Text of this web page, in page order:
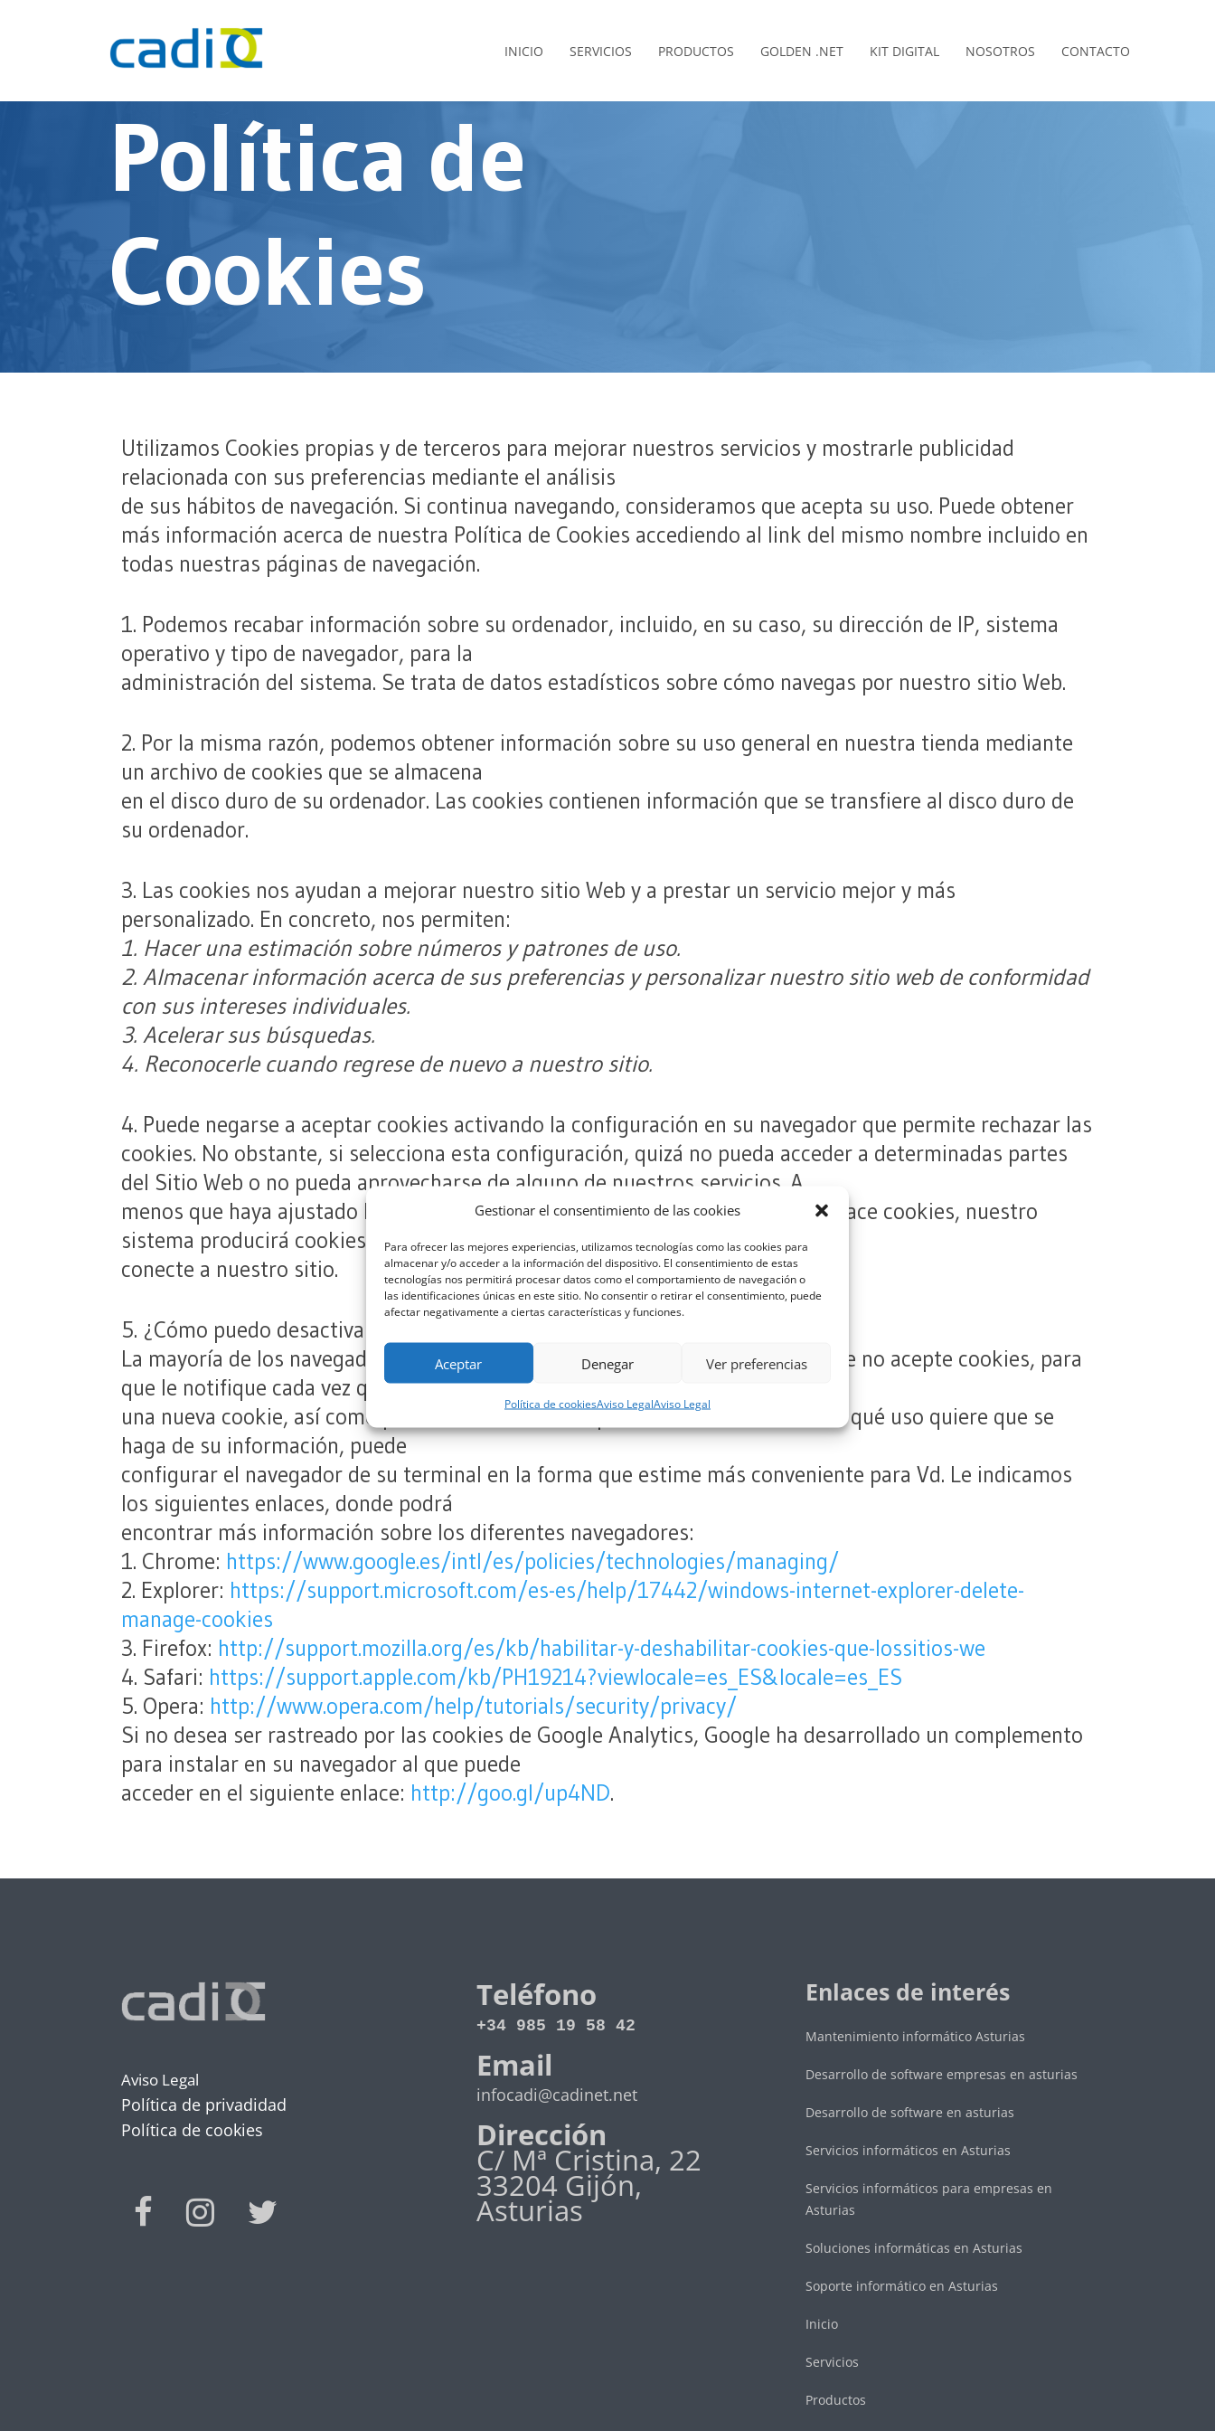
Gestionar el consentimiento de las cookies
Para ofrecer las mejores experiencias, utilizamos tecnologías como las cookies para
almacenar y/o acceder a la información del dispositivo. El consentimiento de estas
tecnologías nos permitirá procesar datos como el comportamiento de navegación o
las identificaciones únicas en este sitio. No consentir o retirar el consentimiento, puede
afectar negativamente a ciertas características y funciones.
Aceptar Denegar Ver preferencias
Política de cookiesAviso LegalAviso Legal
INICIO SERVICIOS PRODUCTOS GOLDEN .NET KIT DIGITAL NOSOTROS CONTACTO
Política de
Cookies
Utilizamos Cookies propias y de terceros para mejorar nuestros servicios y mostrarle publicidad
relacionada con sus preferencias mediante el análisis
de sus hábitos de navegación. Si continua navegando, consideramos que acepta su uso. Puede obtener
más información acerca de nuestra Política de Cookies accediendo al link del mismo nombre incluido en
todas nuestras páginas de navegación.
1. Podemos recabar información sobre su ordenador, incluido, en su caso, su dirección de IP, sistema
operativo y tipo de navegador, para la
administración del sistema. Se trata de datos estadísticos sobre cómo navegas por nuestro sitio Web.
2. Por la misma razón, podemos obtener información sobre su uso general en nuestra tienda mediante
un archivo de cookies que se almacena
en el disco duro de su ordenador. Las cookies contienen información que se transfiere al disco duro de
su ordenador.
3. Las cookies nos ayudan a mejorar nuestro sitio Web y a prestar un servicio mejor y más
personalizado. En concreto, nos permiten:
1. Hacer una estimación sobre números y patrones de uso.
2. Almacenar información acerca de sus preferencias y personalizar nuestro sitio web de conformidad
con sus intereses individuales.
3. Acelerar sus búsquedas.
4. Reconocerle cuando regrese de nuevo a nuestro sitio.
4. Puede negarse a aceptar cookies activando la configuración en su navegador que permite rechazar las
cookies. No obstante, si selecciona esta configuración, quizá no pueda acceder a determinadas partes
del Sitio Web o no pueda aprovecharse de alguno de nuestros servicios. A
menos que haya ajustado la configuración de su navegador de forma que rechace cookies, nuestro
sistema producirá cookies cuando se
conecte a nuestro sitio.
5. ¿Cómo puedo desactivar las cookies?
La mayoría de los navegadores indican cómo configurar su navegador para que no acepte cookies, para
que le notifique cada vez que reciba
una nueva cookie, así como para desactivarlas completamente. Para controlar qué uso quiere que se
haga de su información, puede
configurar el navegador de su terminal en la forma que estime más conveniente para Vd. Le indicamos
los siguientes enlaces, donde podrá
encontrar más información sobre los diferentes navegadores:
1. Chrome: https://www.google.es/intl/es/policies/technologies/managing/
2. Explorer: https://support.microsoft.com/es-es/help/17442/windows-internet-explorer-delete-
manage-cookies
3. Firefox: http://support.mozilla.org/es/kb/habilitar-y-deshabilitar-cookies-que-lossitios-we
4. Safari: https://support.apple.com/kb/PH19214?viewlocale=es_ES&locale=es_ES
5. Opera: http://www.opera.com/help/tutorials/security/privacy/
Si no desea ser rastreado por las cookies de Google Analytics, Google ha desarrollado un complemento
para instalar en su navegador al que puede
acceder en el siguiente enlace: http://goo.gl/up4ND.
Aviso Legal
Política de privadidad
Política de cookies
Teléfono
+34 985 19 58 42
Email
infocadi@cadinet.net
Dirección
C/ Mª Cristina, 22
33204 Gijón,
Asturias
Enlaces de interés
Mantenimiento informático Asturias
Desarrollo de software empresas en asturias
Desarrollo de software en asturias
Servicios informáticos en Asturias
Servicios informáticos para empresas en
Asturias
Soluciones informáticas en Asturias
Soporte informático en Asturias
Inicio
Servicios
Productos